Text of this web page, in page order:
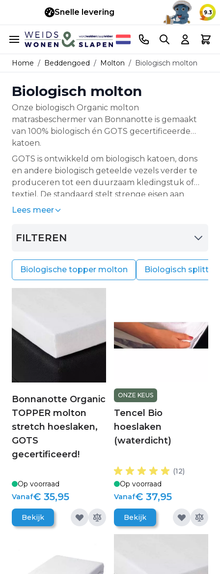
Snelle levering 14
9.3
Ga naar de inhoud
Telefoonnummer
Search Cart
Home / Beddengoed / Molton / Biologisch molton
Biologisch molton
Onze biologisch Organic molton
matrasbeschermer van Bonnanotte is gemaakt
van 100% biologisch én GOTS gecertificeerde
katoen.
GOTS is ontwikkeld om biologisch katoen, dons
en andere biologisch geteelde vezels verder te
produceren tot een duurzaam kledingstuk of
textiel. De standaard stelt strenge eisen aan
fabrieken omtrent het gebruik van schadelijke
Lees meer
FILTEREN
Biologische topper molton Biologisch
Bonnanotte Organic
TOPPER molton
stretch hoeslaken,
GOTS
gecertificeerd!
Op voorraad
Vanaf€ 35,95
Bekijk
ONZE KEUS
Tencel Bio
hoeslaken
(waterdicht)
(12)
Op voorraad
Vanaf€ 37,95
Bekijk